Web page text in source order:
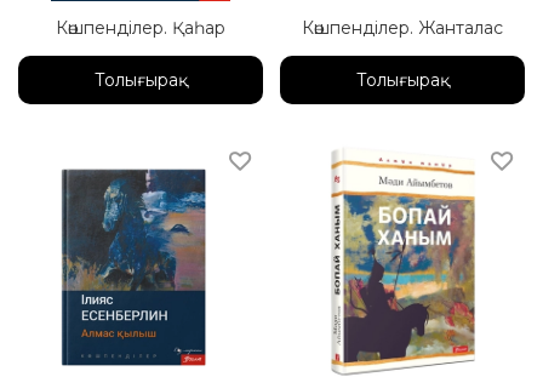
Көшпенділер. Қаһар
Толығырақ
Көшпенділер. Жанталас
Толығырақ